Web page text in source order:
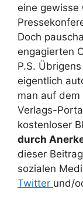
eine gewisse
Doch
engagierten
P.S.
eigentlich
man auf
Verlags-
kostenloser
durch
dieser
sozialen
Twitter und/